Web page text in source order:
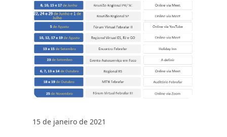
15 de janeiro de 2021